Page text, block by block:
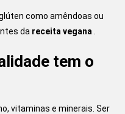
como amêndoas ou
da receita vegana
tem o
vitaminas e minerais. Ser